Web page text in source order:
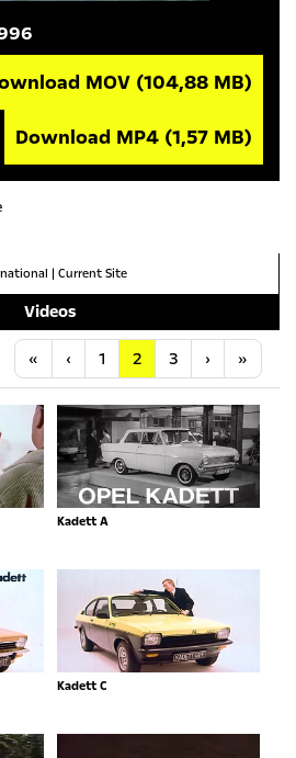
MOV (104,88 MB)
Download MP4 (1,57 MB)
| Current Site
Videos
« Anfang
‹ Vorherige
1 2 3 ›Nächste
»
Kadett A
Kadett C